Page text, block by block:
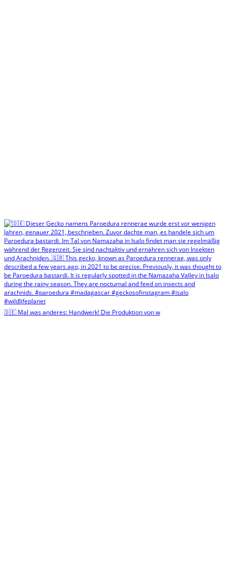
🇩🇪 Mal was anderes: Handwerk! Die Produktion von w